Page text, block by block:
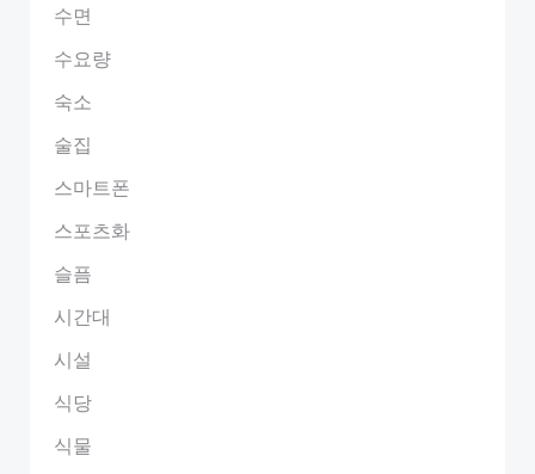
수면
수요량
숙소
술집
스마트폰
스포츠화
슬픔
시간대
시설
식당
식물